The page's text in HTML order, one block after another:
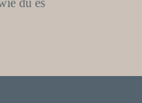
du es